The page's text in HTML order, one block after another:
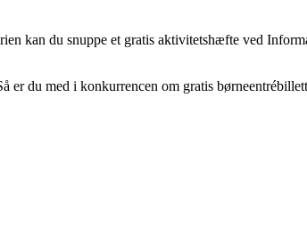
kan du snuppe et gratis aktivitetshæfte ved
du med i konkurrencen om gratis